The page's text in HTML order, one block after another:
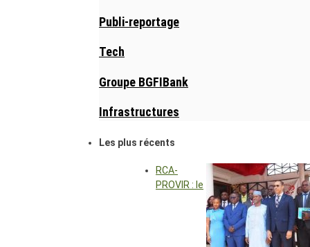
Publi-reportage
Tech
Groupe BGFIBank
Infrastructures
Les plus récents
RCA-
PROVIR : le